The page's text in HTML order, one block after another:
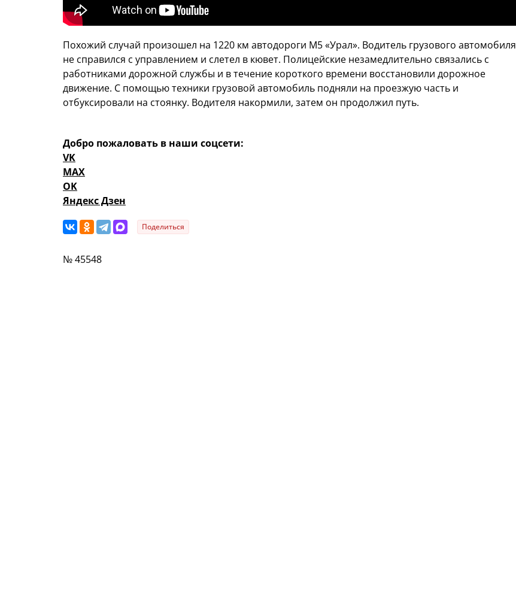
Похожий случай произошел на 1220 км автодороги М5 «Урал». Водитель грузового автомобиля
не справился с управлением и слетел в кювет. Полицейские незамедлительно связались с
работниками дорожной службы и в течение короткого времени восстановили дорожное
движение. С помощью техники грузовой автомобиль подняли на проезжую часть и
отбуксировали на стоянку. Водителя накормили, затем он продолжил путь.
Добро пожаловать в наши соцсети:
VK
MAX
OK
Яндекс Дзен
Поделиться
№ 45548